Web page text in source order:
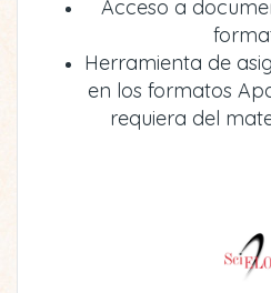
Acceso a
Herramienta de
en los formatos
requiera del